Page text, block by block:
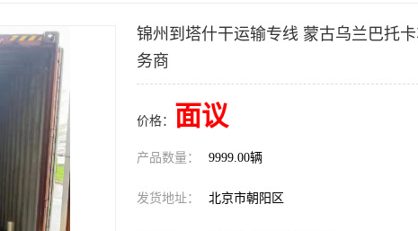
锦州到塔什干运输专线 蒙古乌兰巴托
务商
价格： 面议
产品数量： 9999.00辆
发货地址： 北京市朝阳区